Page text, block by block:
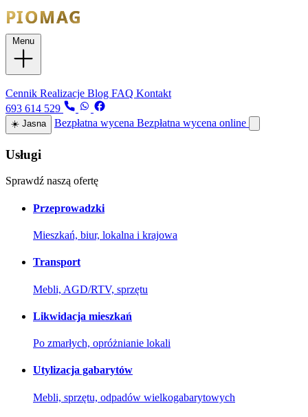
Cennik Realizacje Blog FAQ Kontakt
693 614 529
☀️ Jasna Bezpłatna wycena Bezpłatna wycena online
Usługi
Sprawdź naszą ofertę
Przeprowadzki
Mieszkań, biur, lokalna i krajowa
Transport
Mebli, AGD/RTV, sprzętu
Likwidacja mieszkań
Po zmarłych, opróżnianie lokali
Utylizacja gabarytów
Mebli, sprzętu, odpadów wielkogabarytowych